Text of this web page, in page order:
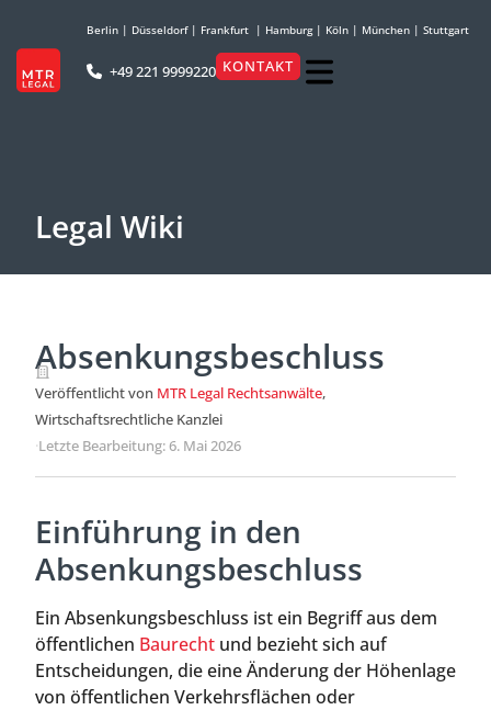
Berlin | Düsseldorf| Frankfurt | Hamburg| Köln | München | Stuttgart
+49 221 9999220 KONTAKT
Legal Wiki
Absenkungsbeschluss
Veröffentlicht von MTR Legal Rechtsanwälte,
Wirtschaftsrechtliche Kanzlei
·Letzte Bearbeitung: 6. Mai 2026
Einführung in den
Absenkungsbeschluss
Ein Absenkungsbeschluss ist ein Begriff aus dem
öffentlichen Baurecht und bezieht sich auf
Entscheidungen, die eine Änderung der Höhenlage
von öffentlichen Verkehrsflächen oder